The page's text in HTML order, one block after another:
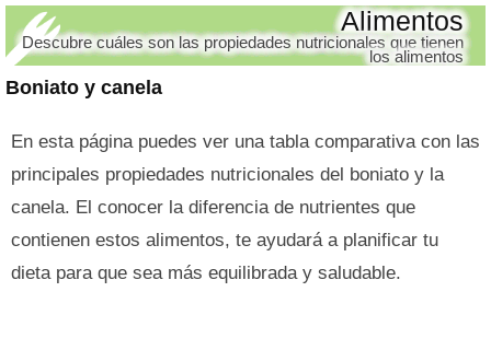
Boniato y canela
Alimentos
Descubre cuáles son las propiedades nutricionales que tienen
los alimentos
En esta página puedes ver una tabla comparativa con las
principales propiedades nutricionales del boniato y la
canela. El conocer la diferencia de nutrientes que
contienen estos alimentos, te ayudará a planificar tu
dieta para que sea más equilibrada y saludable.